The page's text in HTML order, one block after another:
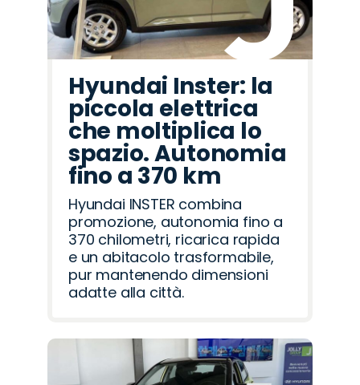
Hyundai Inster: la
piccola elettrica
che moltiplica lo
spazio. Autonomia
fino a 370 km
Hyundai INSTER combina
promozione, autonomia fino a
370 chilometri, ricarica rapida
e un abitacolo trasformabile,
pur mantenendo dimensioni
adatte alla città.